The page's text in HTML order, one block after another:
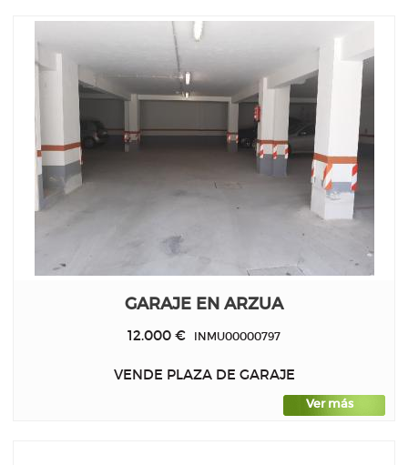
GARAJE EN ARZUA
12.000 € INMU00000797
VENDE PLAZA DE GARAJE
Ver más